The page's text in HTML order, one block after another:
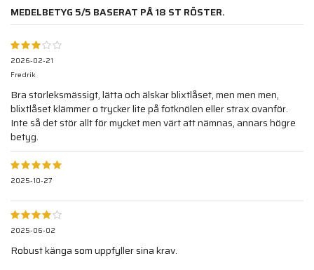
MEDELBETYG 5/5 BASERAT PÅ18 ST RÖSTER.
2026-02-21
Fredrik
Bra storleksmässigt, lätta och älskar blixtlåset, men men men,
blixtlåset klämmer o trycker lite på fotknölen eller strax ovanför.
Inte så det stör allt för mycket men värt att nämnas, annars högre
betyg.
2025-10-27
2025-06-02
Robust känga som uppfyller sina krav.